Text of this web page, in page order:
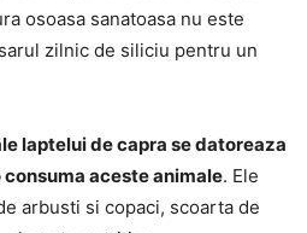
osoasa sanatoasa nu este
zilnic de siliciu pentru un
laptelui de capra se datoreaza
aceste animale. Ele
arbusti si copaci, scoarta de